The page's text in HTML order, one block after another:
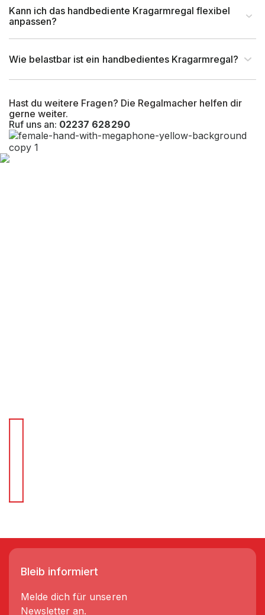
Montageart Schraubbar
Anlieferart Zerlegt
Befestigungsart Bodenbefestigung
Hast du weitere Fragen? Die Regalmacher helfen dir
gerne weiter.
Ruf uns an: 02237 628290
Kann ich das handbediente Kragarmregal flexibel
anpassen?
Wie belastbar ist ein handbedientes Kragarmregal?
Bleib informiert
Melde dich für unseren
Newsletter an.